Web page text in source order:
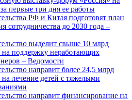
первые три дня ее работы
РФ и Китая подготовят план
сотрудничества до 2030 года –
выделит свыше 10 млрд
на поддержку неработающих
– Ведомости
направит более 24,5 млрд
на лечение детей с тяжелыми
направит финансирование на